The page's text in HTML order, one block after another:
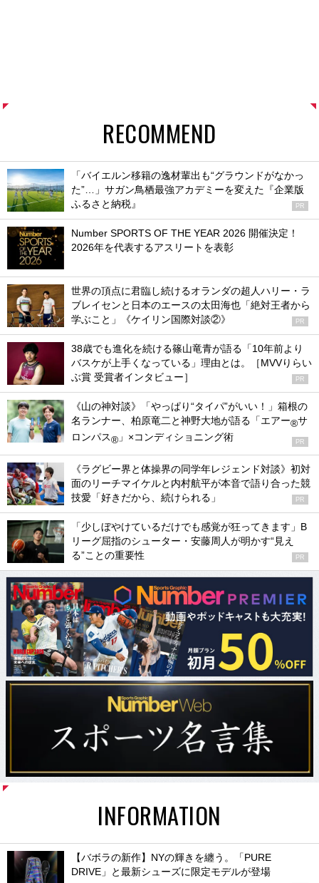
RECOMMEND
「バイエルン移籍の逸材輩出も“グラウンドがなかっ
た”…」サガン鳥栖最強アカデミーを変えた『企業版
ふるさと納税』
PR
Number SPORTS OF THE YEAR 2026 開催決定！
2026年を代表するアスリートを表彰
世界の頂点に君臨し続けるオランダの超人ハリー・ラ
ブレイセンと日本のエースの太田海也「絶対王者から
学ぶこと」《ケイリン国際対談②》
PR
38歳でも進化を続ける篠山竜青が語る「10年前より
バスケが上手くなっている」理由とは。［MVVりらい
ぶ賞 受賞者インタビュー］
PR
《山の神対談》「やっぱり“タイパ”がいい！」箱根の
名ランナー、柏原竜二と神野大地が語る「エアー®サ
ロンパス® 」×コンディショニング術 PR
《ラグビー界と体操界の同学年レジェンド対談》初対
面のリーチマイケルと内村航平が本音で語り合った競
技愛「好きだから、続けられる」
PR
「少しぼやけているだけでも感覚が狂ってきます」B
リーグ屈指のシューター・安藤周人が明かす“見え
る”ことの重要性
PR
INFORMATION
【バボラの新作】NYの輝きを纏う。「PURE
DRIVE」と最新シューズに限定モデルが登場